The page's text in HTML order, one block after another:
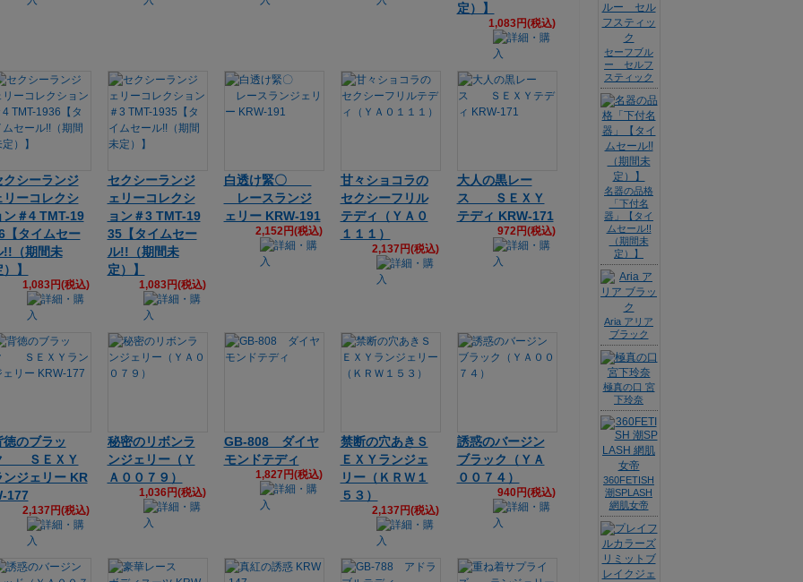
定）】
1,083円(税込)
クシーランジ
リーコレクシ
ン＃4 TMT-19
【タイムセー
!!（期間未
】
1,083円(税込)
セクシーランジ
ェリーコレクシ
ョン＃3 TMT-19
35【タイムセー
ル!!（期間未
定）】
1,083円(税込)
白透け緊〇
レースランジ
ェリー KRW-191
2,152円(税込)
甘々ショコラの
セクシーフリル
テディ（ＹＡ０
１１１）
2,137円(税込)
大人の黒レー
ス ＳＥＸＹ
テディ KRW-171
972円(税込)
徳のブラッ
ＳＥＸＹ
ンジェリー KR
177
2,137円(税込)
秘密のリボンラ
ンジェリー（Ｙ
Ａ００７９）
1,036円(税込)
GB-808 ダイヤ
モンドテディ
1,827円(税込)
禁断の穴あきＳ
ＥＸＹランジェ
リー（ＫＲＷ１
５３）
2,137円(税込)
誘惑のバージン
ブラック（ＹＡ
００７４）
940円(税込)
セーフブル
ー セルフ
スティック
名器の品格
「下付名
器」【タイ
ムセール!!
（期間未
定）】
Aria アリア
ブラック
極真の口 宮
下玲奈
360FETISH
潮SPLASH
網肌女帝